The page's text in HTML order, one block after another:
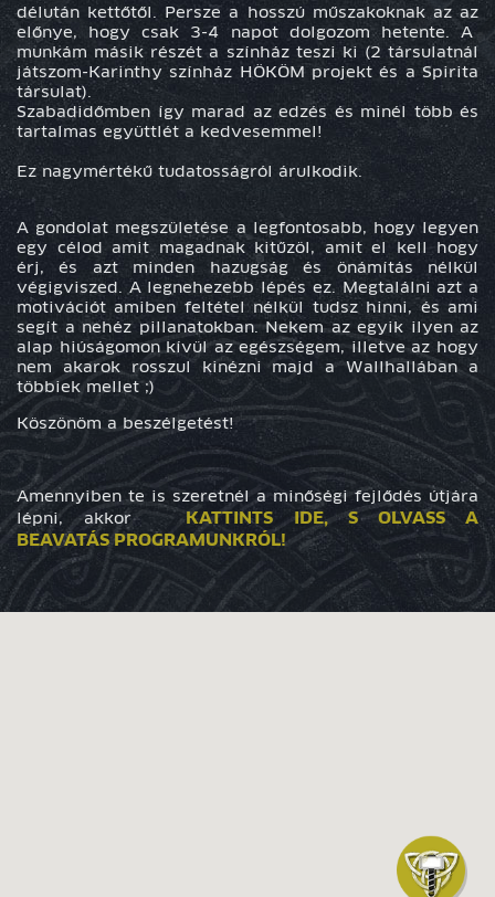
délután kettőtől. Persze a hosszú műszakoknak az az
előnye, hogy csak 3-4 napot dolgozom hetente. A
munkám másik részét a színház teszi ki (2 társulatnál
játszom-Karinthy színház HÖKÖM projekt és a Spirita
társulat).
Szabadidőmben így marad az edzés és minél több és
tartalmas együttlét a kedvesemmel!
Ez nagymértékű tudatosságról árulkodik.
A gondolat megszületése a legfontosabb, hogy legyen
egy célod amit magadnak kitűzöl, amit el kell hogy
érj, és azt minden hazugság és önámítás nélkül
végigviszed. A legnehezebb lépés ez. Megtalálni azt a
motivációt amiben feltétel nélkül tudsz hinni, és ami
segít a nehéz pillanatokban. Nekem az egyik ilyen az
alap hiúságomon kívül az egészségem, illetve az hogy
nem akarok rosszul kinézni majd a Wallhallában a
többiek mellet ;)
Köszönöm a beszélgetést!
Amennyiben te is szeretnél a minőségi fejlődés útjára
lépni, akkor
KATTINTS IDE, S OLVASS A
BEAVATÁS PROGRAMUNKRÓL!